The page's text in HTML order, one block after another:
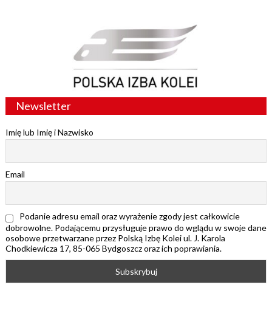
Newsletter
Imię lub Imię i Nazwisko
Email
Podanie adresu email oraz wyrażenie zgody jest całkowicie
dobrowolne. Podającemu przysługuje prawo do wglądu w swoje dane
osobowe przetwarzane przez Polską Izbę Kolei ul. J. Karola
Chodkiewicza 17, 85-065 Bydgoszcz oraz ich poprawiania.